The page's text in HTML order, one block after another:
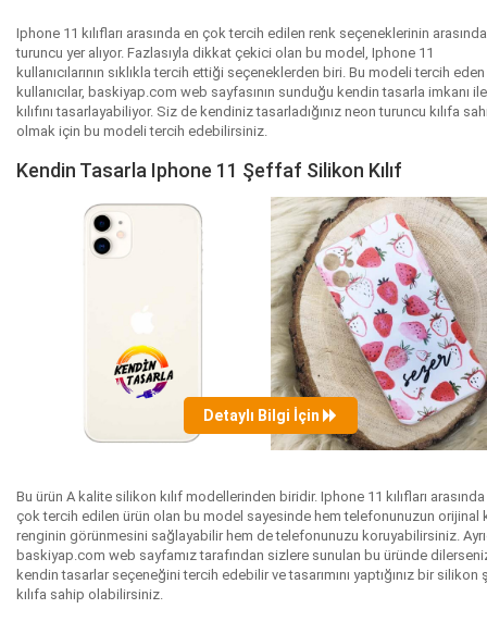
Iphone 11 kılıfları arasında en çok tercih edilen renk seçeneklerinin
turuncu yer alıyor. Fazlasıyla dikkat çekici olan bu model, Iphone 11
kullanıcılarının sıklıkla tercih ettiği seçeneklerden biri. Bu modeli tercih eden
kullanıcılar, baskiyap.com web sayfasının sunduğu kendin tasarla imkanı ile
kılıfını tasarlayabiliyor. Siz de kendiniz tasarladığınız neon turuncu kılıfa
olmak için bu modeli tercih edebilirsiniz.
Kendin Tasarla Iphone 11 Şeffaf Silikon Kılıf
Detaylı Bilgi İçin
Bu ürün A kalite silikon kılıf modellerinden biridir. Iphone 11 kılıfları
çok tercih edilen ürün olan bu model sayesinde hem telefonunuzun orijinal
renginin görünmesini sağlayabilir hem de telefonunuzu koruyabilirsiniz.
baskiyap.com web sayfamız tarafından sizlere sunulan bu üründe
kendin tasarlar seçeneğini tercih edebilir ve tasarımını yaptığınız bir
kılıfa sahip olabilirsiniz.